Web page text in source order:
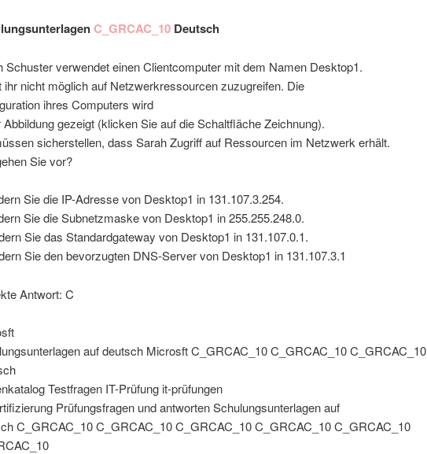
C_GRCAC_10 Deutsch
Schuster verwendet einen Clientcomputer mit dem Namen Desktop1.
ihr nicht möglich auf Netzwerkressourcen zuzugreifen. Die
ihres Computers wird
Abbildung gezeigt (klicken Sie auf die Schaltfläche Zeichnung).
sicherstellen, dass Sarah Zugriff auf Ressourcen im Netzwerk erhält.
Sie vor?
Sie die IP-Adresse von Desktop1 in 131.107.3.254.
Sie die Subnetzmaske von Desktop1 in 255.255.248.0.
Sie das Standardgateway von Desktop1 in 131.107.0.1.
Sie den bevorzugten DNS-Server von Desktop1 in 131.107.3.1
Antwort: C
auf deutsch Microsft C_GRCAC_10 C_GRCAC_10 C_GRCAC_10
Testfragen IT-Prüfung it-prüfungen
Prüfungsfragen und antworten Schulungsunterlagen auf
C_GRCAC_10 C_GRCAC_10 C_GRCAC_10 C_GRCAC_10 C_GRCAC_10